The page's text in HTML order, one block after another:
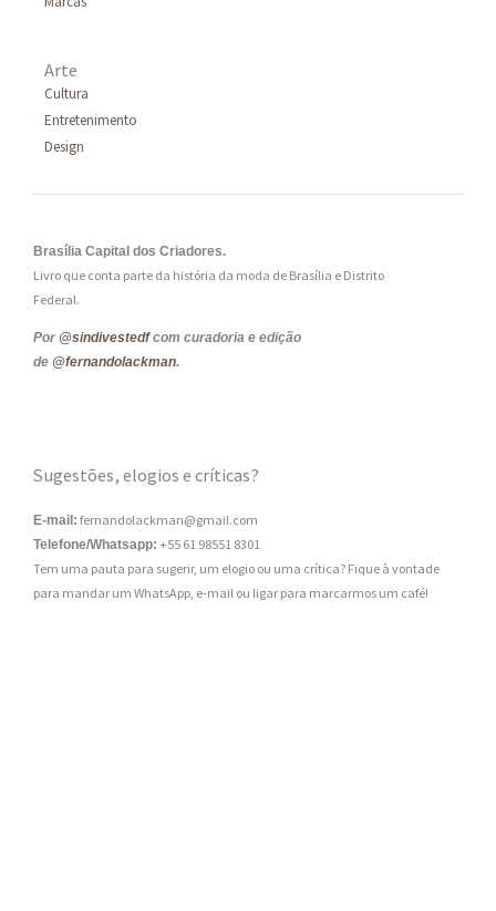
Arte
Cultura
Entretenimento
Design
Brasília Capital dos Criadores.
Livro que conta parte da história da moda de Brasília e Distrito
Federal.
Por @sindivestedfcom curadoria e edição
de @fernandolackman.
Sugestões, elogios e críticas?
E-mail: fernandolackman@gmail.com
Telefone/Whatsapp: +55 61 98551 8301
Tem uma pauta para sugerir, um elogio ou uma crítica? Fique à vontade
para mandar um WhatsApp, e-mail ou ligar para marcarmos um café!